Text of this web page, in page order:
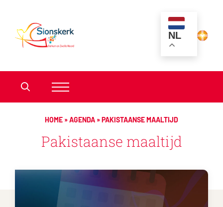
NL
HOME »AGENDA »PAKISTAANSE MAALTIJD
Pakistaanse maaltijd